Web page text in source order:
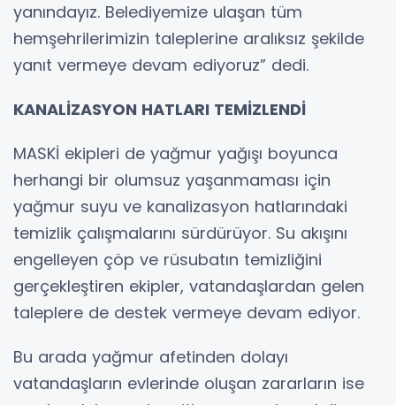
yanındayız. Belediyemize ulaşan tüm
hemşehrilerimizin taleplerine aralıksız şekilde
yanıt vermeye devam ediyoruz” dedi.
KANALİZASYON HATLARI TEMİZLENDİ
MASKİ ekipleri de yağmur yağışı boyunca
herhangi bir olumsuz yaşanmaması için
yağmur suyu ve kanalizasyon hatlarındaki
temizlik çalışmalarını sürdürüyor. Su akışını
engelleyen çöp ve rüsubatın temizliğini
gerçekleştiren ekipler, vatandaşlardan gelen
taleplere de destek vermeye devam ediyor.
Bu arada yağmur afetinden dolayı
vatandaşların evlerinde oluşan zararların ise